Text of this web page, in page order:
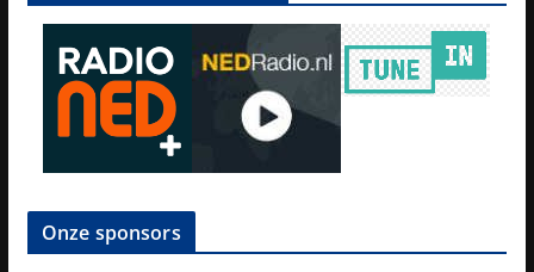
Onze sponsors